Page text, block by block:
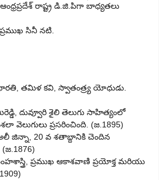
రాష్ట్ర డి.జి.పిగా బాధ్యతలు
సినీ నటి.
భారతి, తమిళ కవి, స్వాతంత్ర్య యోధుడు.
దువ్వూరి శైలి తెలుగు సాహిత్యంలో
వెలుగులు ప్రసరించింది. (జ.1895)
జిన్నా, 20 వ శతాబ్దానికి చెందిన
ప్రముఖ ఆకాశవాణి ప్రయోక్త మరియు